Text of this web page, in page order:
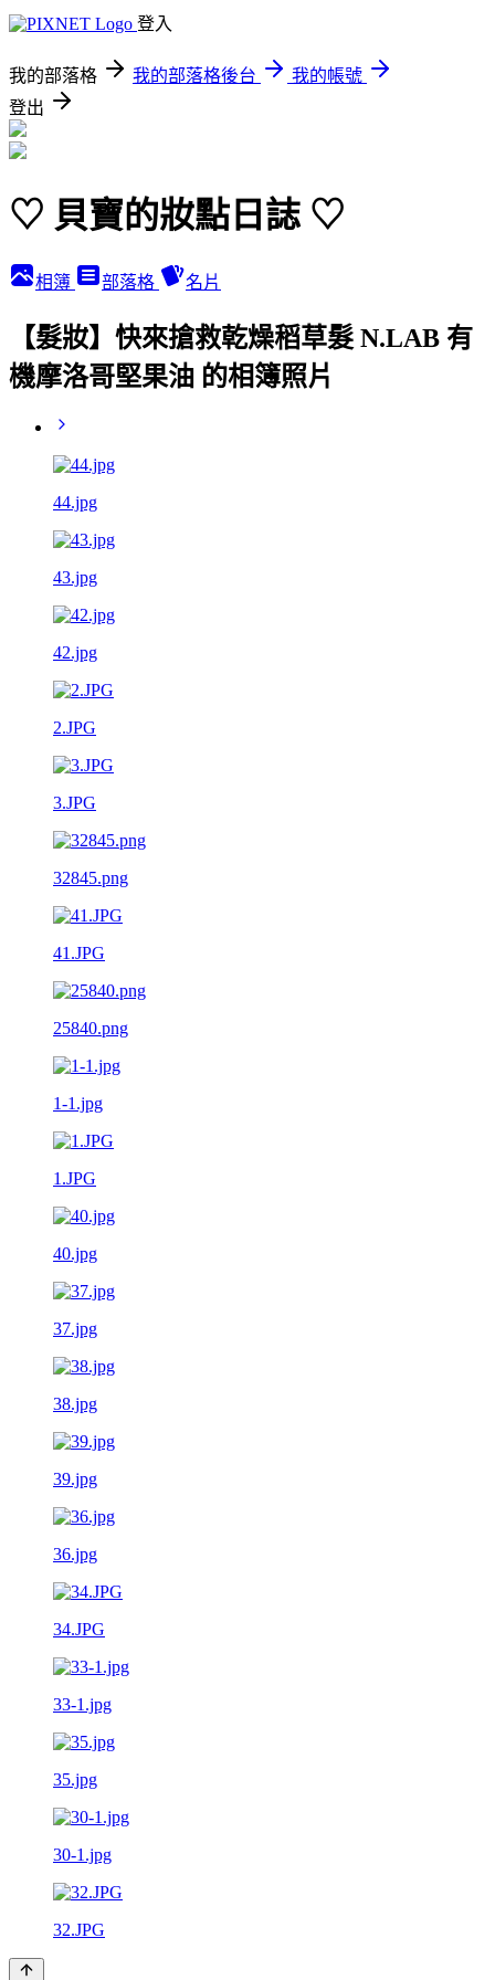
登入
我的部落格 我的部落格後台
我的帳號
登出
♡ 貝寶的妝點日誌 ♡
相簿 部落格 名片
【髮妝】快來搶救乾燥稻草髮 N.LAB 有
機摩洛哥堅果油 的相簿照片
44.jpg
43.jpg
42.jpg
2.JPG
3.JPG
32845.png
41.JPG
25840.png
1-1.jpg
1.JPG
40.jpg
37.jpg
38.jpg
39.jpg
36.jpg
34.JPG
33-1.jpg
35.jpg
30-1.jpg
32.JPG